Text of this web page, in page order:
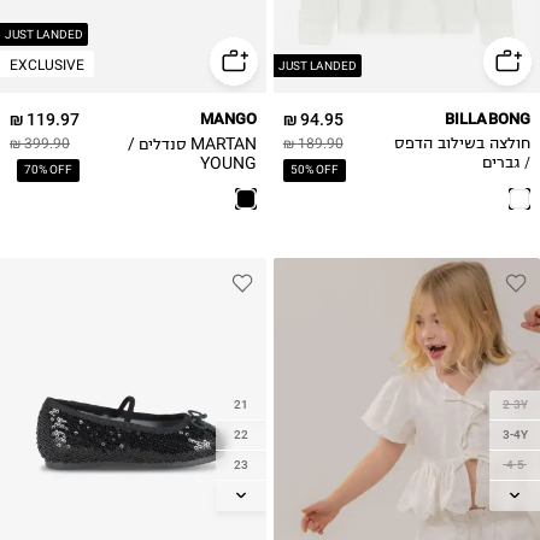
JUST LANDED
94.95 ₪
189.90 ₪
50% OFF
BILLABONG
חולצה בשילוב הדפס
/ גברים
JUST LANDED
EXCLUSIVE
119.97 ₪
399.90 ₪
70% OFF
MANGO
MARTAN סנדלים /
YOUNG
2-3Y
3-4Y
4-5
5-6
21
22
23
24